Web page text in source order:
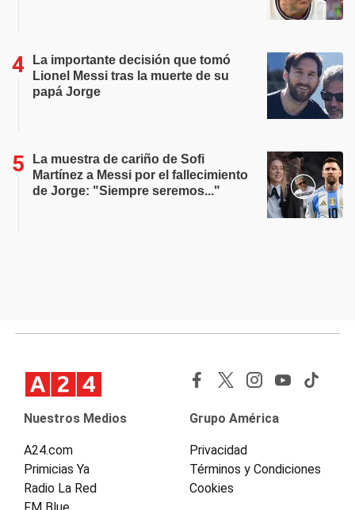
La importante decisión que tomó
Lionel Messi tras la muerte de su
papá Jorge
La muestra de cariño de Sofi
Martínez a Messi por el fallecimiento
de Jorge: "Siempre seremos..."
Nuestros Medios
A24.com
Primicias Ya
Radio La Red
Grupo América
Privacidad
Términos y Condiciones
Cookies